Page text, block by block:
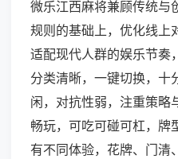
微乐江西麻将兼顾传统与
规则的基础上，优化线上
适配现代人群的娱乐节奏
分类清晰，一键切换，十
闲，对抗性弱，注重策略
畅玩，可吃可碰可杠，牌
有不同体验，花牌、门清